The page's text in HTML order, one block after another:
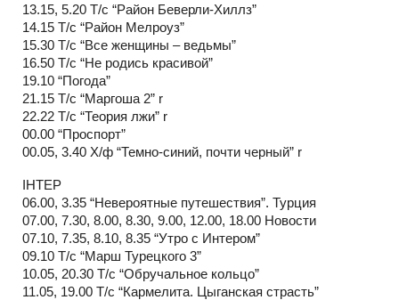
13.15, 5.20 Т/с “Район Беверли-Хиллз”
14.15 Т/с “Район Мелроуз”
15.30 Т/с “Все женщины – ведьмы”
16.50 Т/с “Не родись красивой”
19.10 “Погода”
21.15 Т/с “Маргоша 2” r
22.22 Т/с “Теория лжи” r
00.00 “Проспорт”
00.05, 3.40 Х/ф “Темно-синий, почти черный” r
IНТЕР
06.00, 3.35 “Невероятные путешествия”. Турция
07.00, 7.30, 8.00, 8.30, 9.00, 12.00, 18.00 Новости
07.10, 7.35, 8.10, 8.35 “Утро с Интером”
09.10 Т/с “Марш Турецкого 3”
10.05, 20.30 Т/с “Обручальное кольцо”
11.05, 19.00 Т/с “Кармелита. Цыганская страсть”